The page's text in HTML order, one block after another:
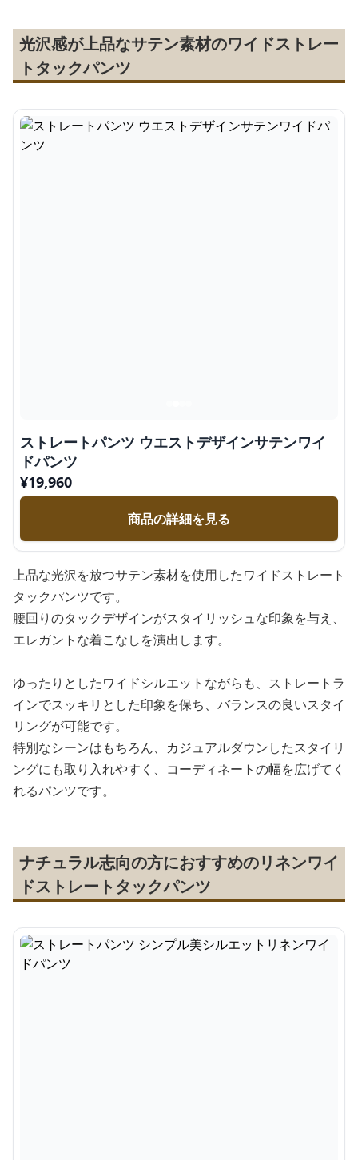
光沢感が上品なサテン素材のワイドストレー
トタックパンツ
ストレートパンツ ウエストデザインサテンワイ
ドパンツ
¥19,960
商品の詳細を見る
上品な光沢を放つサテン素材を使用したワイドストレート
タックパンツです。
腰回りのタックデザインがスタイリッシュな印象を与え、
エレガントな着こなしを演出します。
ゆったりとしたワイドシルエットながらも、ストレートラ
インでスッキリとした印象を保ち、バランスの良いスタイ
リングが可能です。
特別なシーンはもちろん、カジュアルダウンしたスタイリ
ングにも取り入れやすく、コーディネートの幅を広げてく
れるパンツです。
ナチュラル志向の方におすすめのリネンワイ
ドストレートタックパンツ